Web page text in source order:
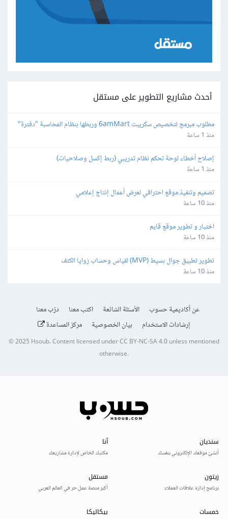
أحدث مشاريع التطوير على مستقل
وبوابات الدفع في مصر
منذ 1 ساعة
إصلاح أخطاء لوحة تحكم نظام تدريبي (ربط إكسل وصلاحيات)
منذ 1 ساعة
تصميم وتنفيذ موقع احترافي لعرض أعمال إنتاج إعلامي
منذ 10 ساعة
اختبار و تطوير موقع قايم
منذ 10 ساعة
تطوير تطبيق جوال بسيط (MVP) لقياس وحساب زوايا الكتف
منذ 10 ساعة
عن أكاديمية حسوب الأسئلة الشائعة اكتب معنا
درّب معنا
إرشادات الاستخدام
بيان الخصوصية مركز المساعدة
© 2025 Hsoub.Content licensed underCC BY-NC-SA 4.0unless mentioned
otherwise.